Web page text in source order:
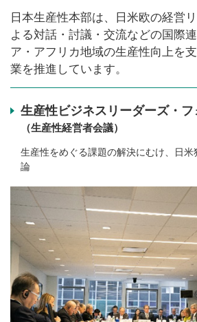
日本生産性本部は、日米欧の経営
よる対話・討議・交流などの国際
ア・アフリカ地域の生産性向上を
業を推進しています。
生産性ビジネスリーダーズ・フ
（生産性経営者会議）
生産性をめぐる課題の解決にむけ、日
論